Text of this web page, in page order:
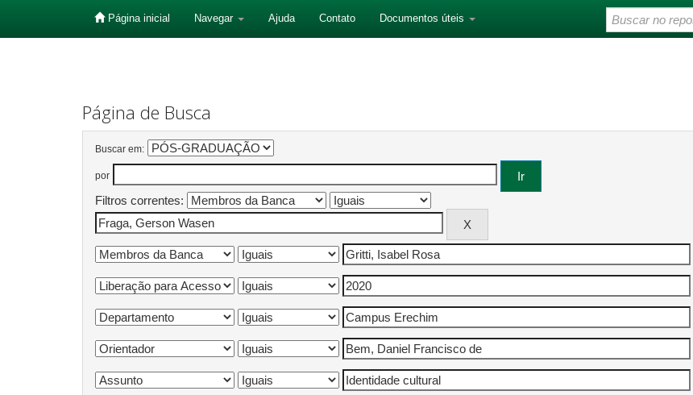
Página inicial Navegar Ajuda Contato Documentos úteis
Página de Busca
Buscar em:
por
Filtros correntes: